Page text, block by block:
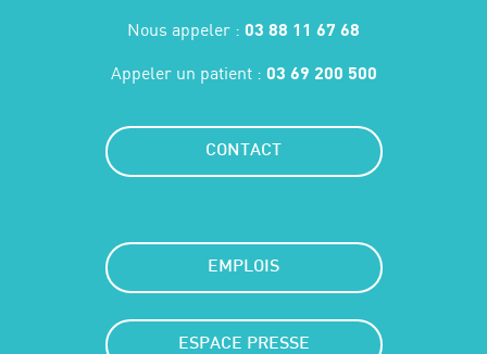
Nous appeler : 03 88 11 67 68
Appeler un patient : 03 69 200 500
CONTACT
EMPLOIS
ESPACE PRESSE